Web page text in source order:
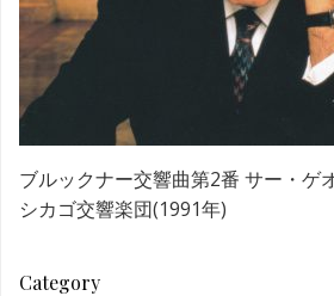
ブルックナー交響曲第2番 サー・ゲ
シカゴ交響楽団(1991年)
Category